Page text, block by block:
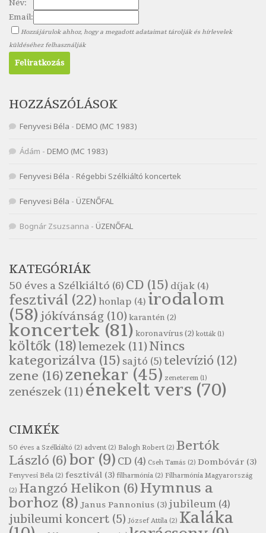
Nagy Bandó András: Pöttyös katica
Szélkiáltó
Nagy Bandó András: Scarabeus
Szélkiáltó
Nagy Bandó András: Ülj le csak egyszer
Nagy Bandó András: Vakondok
Nagy Bandó András: Vizilóblues
Szélkiáltó
Szélkiáltó
Népköltés: Most érkeztünk
Szélkiáltó
Népköltés: Reggeli köszöntő
Szélkiáltó
Pákolitz István: Bakarasz
Szélkiáltó
Pákolitz István: Csiga-biga
Szélkiáltó
Pákolitz István: Kiolvasó
Szélkiáltó
Páskándi Géza: Madárijesztő
Szélkiáltó
Szélkiáltó
Robert Burns: Árpa Jankó
Szélkiáltó
Robert Burns: Most hoci a számlát
Szélkiáltó
Robert Burns: Most hoci a számlát
Szélkiáltó
Név:
Email:
Hozzájárulok ahhoz, hogy a megadott adataimat tárolják és hírlevelek
küldéséhez felhasználják
HOZZÁSZÓLÁSOK
Fenyvesi Béla - DEMO (MC 1983)
Ádám - DEMO (MC 1983)
Fenyvesi Béla - Régebbi Szélkiáltó koncertek
Fenyvesi Béla - ÜZENŐFAL
Bognár Zsuzsanna - ÜZENŐFAL
KATEGÓRIÁK
50 éves a Szélkiáltó (6) CD (15) díjak (4)
fesztivál (22) honlap (4) irodalom
(58)jókívánság (10) karantén (2)
koncertek(81) koronavírus(2) kották (1)
költők (18)lemezek (11)Nincs
kategorizálva (15) sajtó (5)televízió (12)
zene (16)zenekar (45) zeneterem (1)
zenészek (11) énekelt vers (70)
CIMKÉK
50 éves a Szélkiáltó (2) advent (2) Balogh Robert (2) Bertók
László (6)bor (9) CD (4) Cseh Tamás (2) Dombóvár (3)
Fenyvesi Béla (2) fesztivál (3) filharmónia (2) Filharmónia Magyarország
(2) Hangzó Helikon (6)Hymnus a
borhoz (8) Janus Pannonius (3)jubileum (4)
jubileumi koncert (5) József Attila (2) Kaláka